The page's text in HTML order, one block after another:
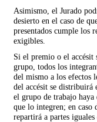
Asimismo, el Jurado
desierto en el caso de
presentados cumple los
exigibles.
Si el premio o el accésit
grupo, todos los
del mismo a los efectos
del accésit se distribuirá
el grupo de trabajo haya
que lo integren; en caso
repartirá a partes